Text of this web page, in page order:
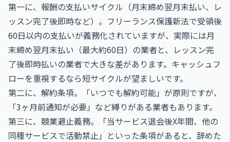
第一に、報酬の支払いサイクル（月末締め翌月末払い、レ
ッスン完了後即時など）。フリーランス保護新法で受領後
60日以内の支払いが義務化されていますが、実際には月
末締め翌月末払い（最大約60日）の業者と、レッスン完
了後即時払いの業者で大きな差があります。キャッシュフ
ローを重視するなら短サイクルが望ましいです。
第二に、解約条項。「いつでも解約可能」が原則ですが、
「3ヶ月前通知が必要」など縛りがある業者もあります。
第三に、競業避止義務。「当サービス退会後X年間、他の
同種サービスで活動禁止」といった条項があると、辞めた